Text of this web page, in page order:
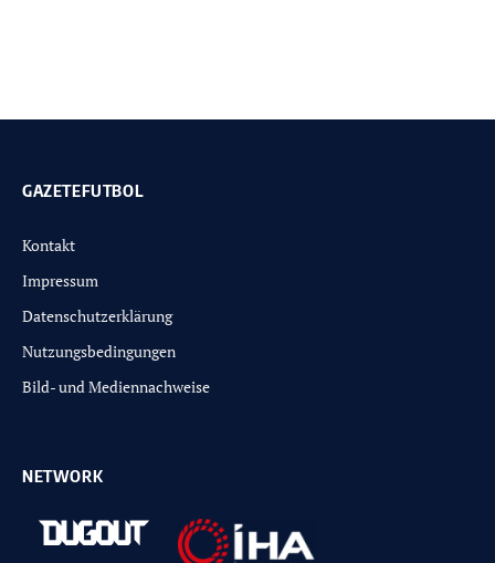
GAZETEFUTBOL
Kontakt
Impressum
Datenschutzerklärung
Nutzungsbedingungen
Bild- und Mediennachweise
NETWORK